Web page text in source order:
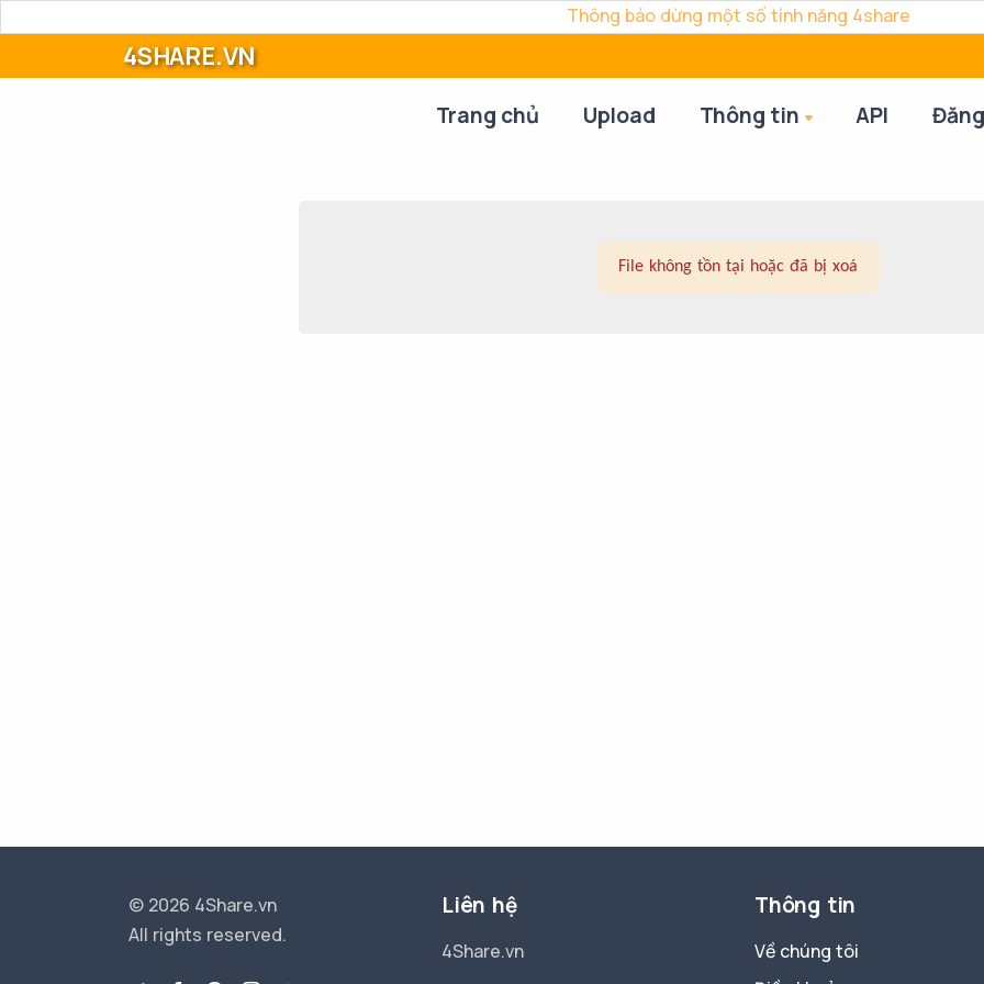
Thông báo dừng một số tính năng 4share
4SHARE.VN
Trang chủ Upload Thông tin API
File không tồn tại hoặc đã bị xoá
© 2026 4Share.vn
All rights reserved.
Liên hệ
4Share.vn
Thông tin
Về chúng tôi